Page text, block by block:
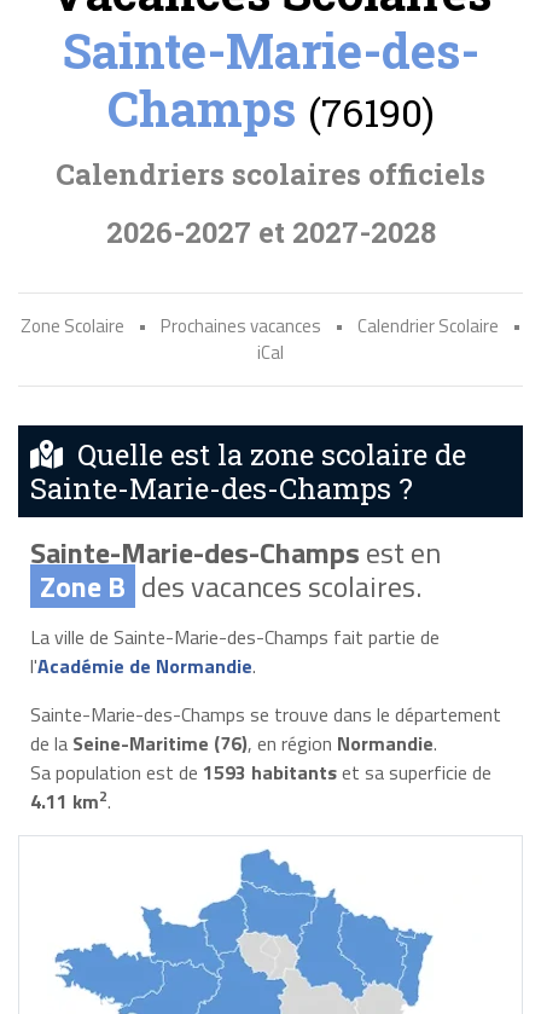
Sainte-Marie-des-
Champs (76190)
Calendriers scolaires officiels
2026-2027 et 2027-2028
Zone Scolaire • Prochaines vacances • Calendrier Scolaire
•
iCal
Quelle est la zone scolaire de
Sainte-Marie-des-Champs ?
Sainte-Marie-des-Champsest en
Zone B des vacances scolaires.
La ville de Sainte-Marie-des-Champs fait partie de
l'Académie de Normandie.
Sainte-Marie-des-Champs se trouve dans le département
de la Seine-Maritime (76), en région Normandie.
Sa population est de 1593 habitantset sa superficie de
4.11 km2.